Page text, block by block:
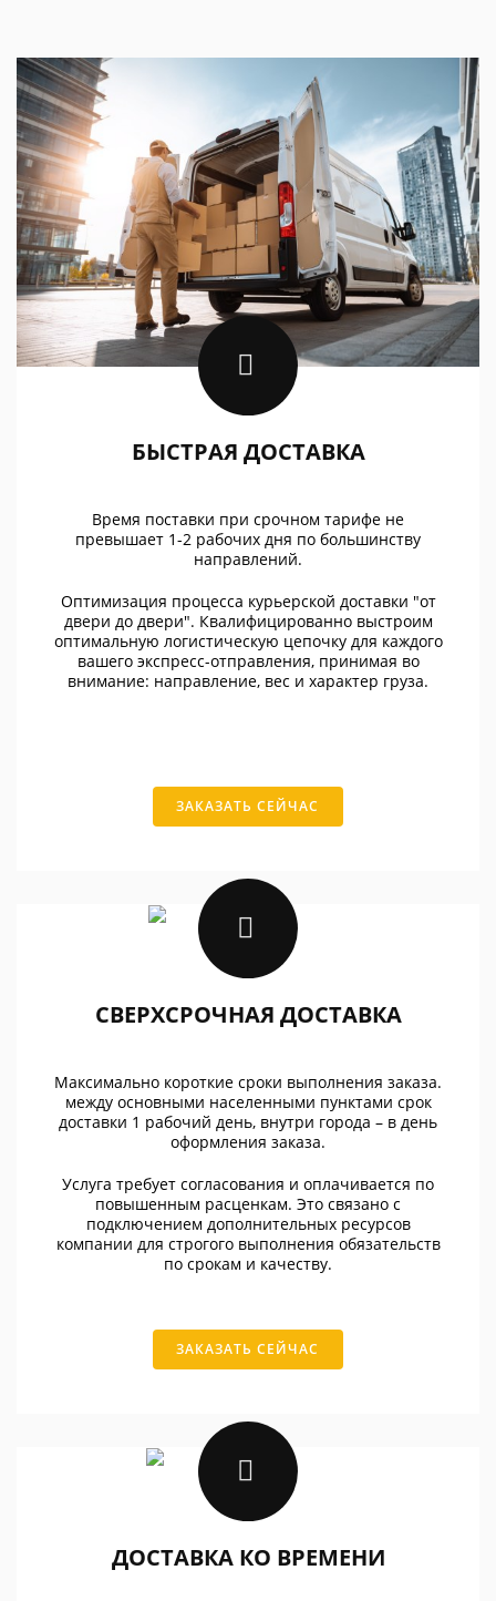
БЫСТРАЯ ДОСТАВКА
Время поставки при срочном тарифе не
превышает 1-2 рабочих дня по большинству
направлений.
Оптимизация процесса курьерской доставки "от
двери до двери". Квалифицированно выстроим
оптимальную логистическую цепочку для каждого
вашего экспресс-отправления, принимая во
внимание: направление, вес и характер груза.
ЗАКАЗАТЬ СЕЙЧАС
СВЕРХСРОЧНАЯ ДОСТАВКА
Максимально короткие сроки выполнения заказа.
между основными населенными пунктами срок
доставки 1 рабочий день, внутри города – в день
оформления заказа.
Услуга требует согласования и оплачивается по
повышенным расценкам. Это связано с
подключением дополнительных ресурсов
компании для строгого выполнения обязательств
по срокам и качеству.
ЗАКАЗАТЬ СЕЙЧАС
ДОСТАВКА КО ВРЕМЕНИ